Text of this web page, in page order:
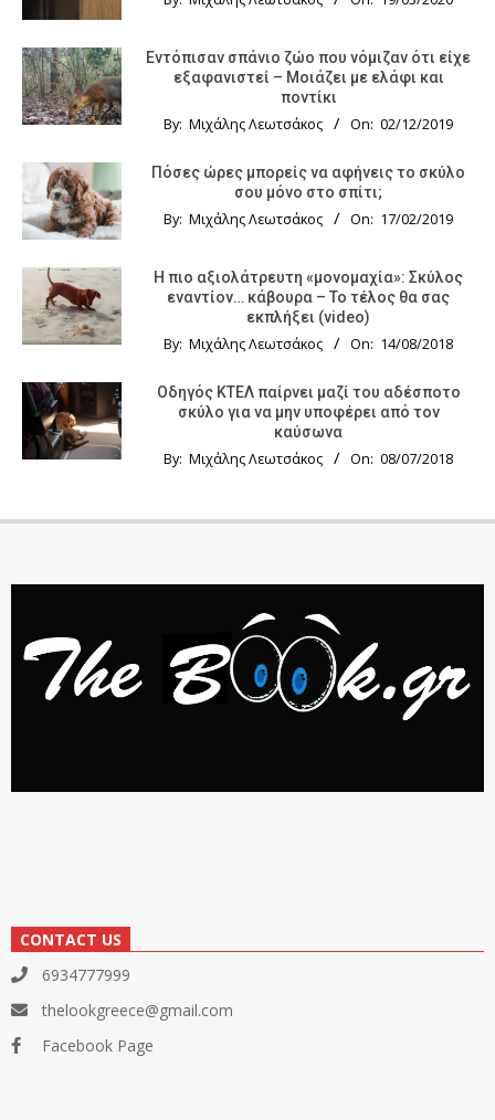
Εντόπισαν σπάνιο ζώο που νόμιζαν ότι είχε
εξαφανιστεί – Μοιάζει με ελάφι και
ποντίκι
By: Μιχάλης Λεωτσάκος On: 02/12/2019
Πόσες ώρες μπορείς να αφήνεις το σκύλο
σου μόνο στο σπίτι;
By: Μιχάλης Λεωτσάκος On: 17/02/2019
Η πιο αξιολάτρευτη «μονομαχία»: Σκύλος
εναντίον… κάβουρα – Το τέλος θα σας
εκπλήξει (video)
By: Μιχάλης Λεωτσάκος On: 14/08/2018
Οδηγός KTΕΛ παίρνει μαζί του αδέσποτο
σκύλο για να μην υποφέρει από τον
καύσωνα
By: Μιχάλης Λεωτσάκος On: 08/07/2018
CONTACT US
6934777999
thelookgreece@gmail.com
Facebook Page